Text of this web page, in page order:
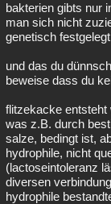
bakterien gibts nur
man sich nicht
genetisch
und das du
beweise dass du
flitzekacke
was z.B. durch
salze, bedingt ist,
hydrophile, nicht
(lactoseintoleranz
diversen
hydrophile